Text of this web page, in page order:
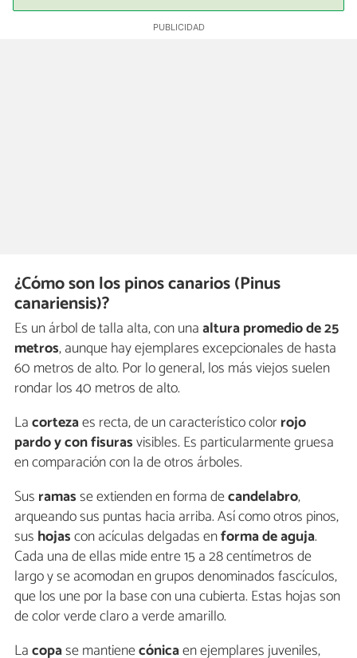
¿Cómo son los pinos canarios (Pinus
canariensis)?
Es un árbol de talla alta, con unaaltura promedio de 25
metros, aunque hay ejemplares excepcionales de hasta
60 metros de alto. Por lo general, los más viejos suelen
rondar los 40 metros de alto.
Lacortezaes recta, de un característico colorrojo
pardo y con fisurasvisibles. Es particularmente gruesa
en comparación con la de otros árboles.
Sus ramasse extienden en forma decandelabro,
arqueando sus puntas hacia arriba. Así como otros pinos,
sus hojascon acículas delgadas enforma de aguja.
Cada una de ellas mide entre 15 a 28 centímetros de
largo y se acomodan en grupos denominados fascículos,
que los une por la base con una cubierta. Estas hojas son
de color verde claro a verde amarillo.
Lacopase mantienecónicaen ejemplares juveniles,